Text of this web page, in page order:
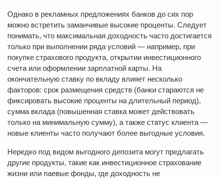
Однако в рекламных предложениях банков до сих пор
можно встретить заманчивые высокие проценты. Следует
понимать, что максимальная доходность часто достигается
только при выполнении ряда условий — например, при
покупке страхового продукта, открытии инвестиционного
счета или оформлении зарплатной карты. На
окончательную ставку по вкладу влияет несколько
факторов: срок размещения средств (банки стараются не
фиксировать высокие проценты на длительный период),
сумма вклада (повышенная ставка может действовать
только на минимальную сумму), а также статус клиента —
новые клиенты часто получают более выгодные условия.
Нередко под видом выгодного депозита могут предлагать
другие продукты, такие как инвестиционное страхование
жизни или паевые фонды, где доходность не